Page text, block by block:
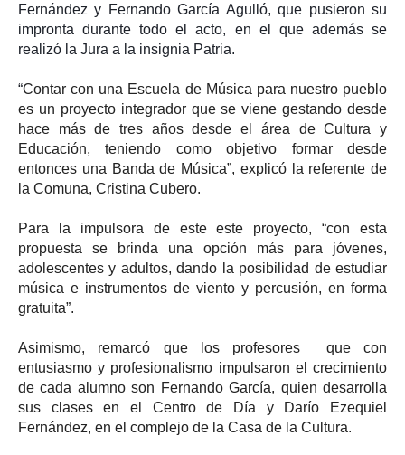
Fernández y Fernando García Agulló, que pusieron su
impronta durante todo el acto, en el que además se
realizó la Jura a la insignia Patria.
“Contar con una Escuela de Música para nuestro pueblo
es un proyecto integrador que se viene gestando desde
hace más de tres años desde el área de Cultura y
Educación, teniendo como objetivo formar desde
entonces una Banda de Música”, explicó la referente de
la Comuna, Cristina Cubero.
Para la impulsora de este este proyecto, “con esta
propuesta se brinda una opción más para jóvenes,
adolescentes y adultos, dando la posibilidad de estudiar
música e instrumentos de viento y percusión, en forma
gratuita”.
Asimismo, remarcó que los profesores que con
entusiasmo y profesionalismo impulsaron el crecimiento
de cada alumno son Fernando García, quien desarrolla
sus clases en el Centro de Día y Darío Ezequiel
Fernández, en el complejo de la Casa de la Cultura.